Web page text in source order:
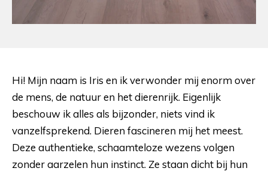
Hi! Mijn naam is Iris en ik verwonder mij enorm over
de mens, de natuur en het dierenrijk. Eigenlijk
beschouw ik alles als bijzonder, niets vind ik
vanzelfsprekend. Dieren fascineren mij het meest.
Deze authentieke, schaamteloze wezens volgen
zonder aarzelen hun instinct. Ze staan dicht bij hun